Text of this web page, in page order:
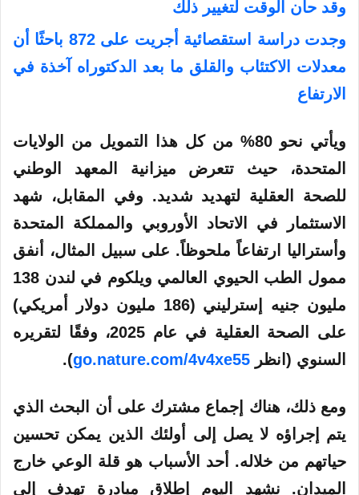
وجدت دراسة استقصائية أجريت على 872 باحثًا أن
معدلات الاكتئاب والقلق ما بعد الدكتوراه آخذة في
الارتفاع
ويأتي نحو 80% من كل هذا التمويل من الولايات
المتحدة، حيث تتعرض ميزانية المعهد الوطني
للصحة العقلية لتهديد شديد. وفي المقابل، شهد
الاستثمار في الاتحاد الأوروبي والمملكة المتحدة
وأستراليا ارتفاعاً ملحوظاً. على سبيل المثال، أنفق
ممول الطب الحيوي العالمي ويلكوم في لندن 138
مليون جنيه إسترليني (186 مليون دولار أمريكي)
على الصحة العقلية في عام 2025، وفقًا لتقريره
السنوي (انظر go.nature.com/4v4xe55
).
ومع ذلك، هناك إجماع مشترك على أن البحث الذي
يتم إجراؤه لا يصل إلى أولئك الذين يمكن تحسين
حياتهم من خلاله. أحد الأسباب هو قلة الوعي خارج
الميدان. نشهد اليوم إطلاق مبادرة تهدف إلى